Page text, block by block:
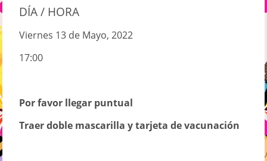
DÍA / HORA
Viernes 13 de Mayo, 2022
17:00
Por favor llegar puntual
Traer doble mascarilla y tarjeta de vacunación